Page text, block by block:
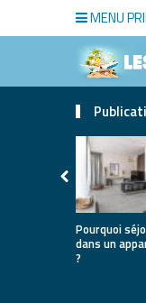
MENU
Pourquoi
dans un
?